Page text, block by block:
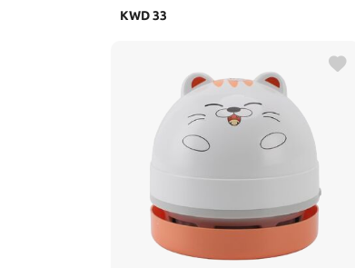
وشاشة مقسمة، وكاميرا ثعبان مقاومة للماء IP67،
KWD33